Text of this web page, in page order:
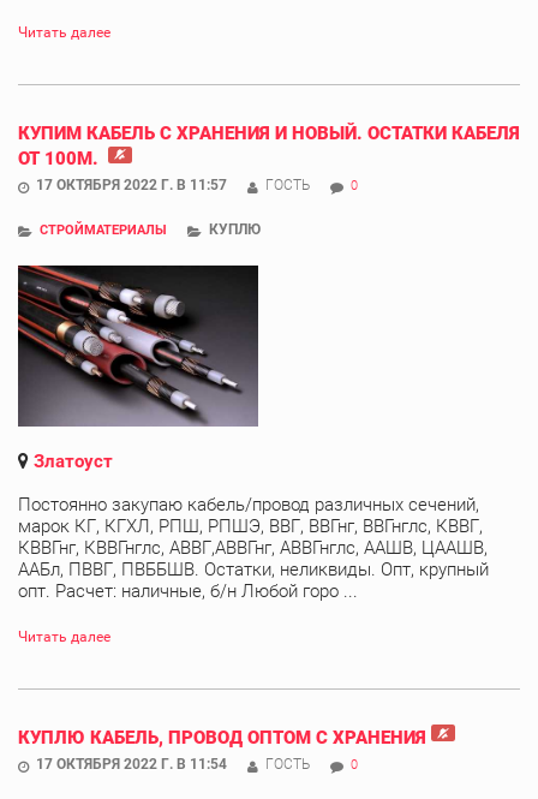
Читать далее
КУПИМ КАБЕЛЬ С ХРАНЕНИЯ И НОВЫЙ. ОСТАТКИ КАБЕЛЯ
ОТ 100М.
17 ОКТЯБРЯ 2022 Г. В 11:57 ГОСТЬ 0
СТРОЙМАТЕРИАЛЫ КУПЛЮ
Златоуст
Постоянно закупаю кабель/провод различных сечений,
марок КГ, КГХЛ, РПШ, РПШЭ, ВВГ, ВВГнг, ВВГнглс, КВВГ,
КВВГнг, КВВГнглс, АВВГ,АВВГнг, АВВГнглс, ААШВ, ЦААШВ,
ААБл, ПВВГ, ПВББШВ. Остатки, неликвиды. Опт, крупный
опт. Расчет: наличные, б/н Любой горо ...
Читать далее
КУПЛЮ КАБЕЛЬ, ПРОВОД ОПТОМ С ХРАНЕНИЯ
17 ОКТЯБРЯ 2022 Г. В 11:54 ГОСТЬ 0